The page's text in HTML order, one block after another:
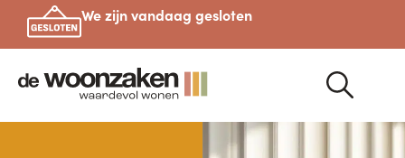
We zijn vandaag gesloten